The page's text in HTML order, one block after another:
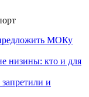
МОКу
низины: кто и для
и